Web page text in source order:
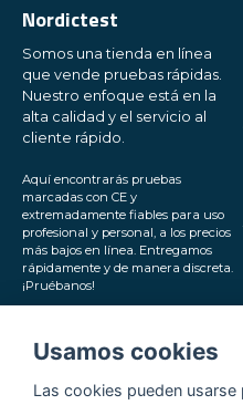
Nordictest
Somos una tienda en línea
que vende pruebas rápidas.
Nuestro enfoque está en la
alta calidad y el servicio al
cliente rápido.
Aquí encontrarás pruebas
marcadas con CE y
extremadamente fiables para uso
profesional y personal, a los precios
más bajos en línea. Entregamos
rápidamente y de manera discreta.
¡Pruébanos!
sociales
Usamos cookies
Las cookies pueden usarse